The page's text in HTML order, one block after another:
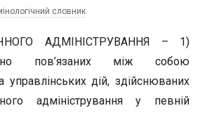
словник
АДМІНІСТРУВАННЯ – 1)
пов’язаних між собою
управлінських дій, здійснюваних
адміністрування у певній